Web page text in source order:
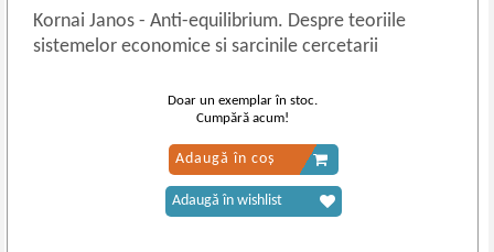
Kornai Janos- Anti-equilibrium. Despre teoriile
sistemelor economice si sarcinile cercetarii
Doar un exemplar în stoc.
Cumpără acum!
Adaugă în coș
Adaugă în wishlist